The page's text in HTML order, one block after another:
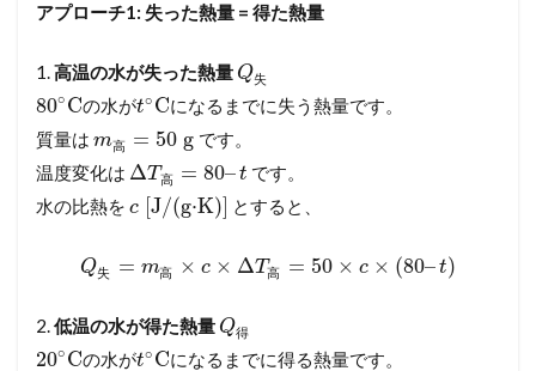
アプローチ1: 失った熱量 = 得た熱量
1.高温の水が失った熱量 Q失
80∘ Cの水がt∘ Cになるまでに失う熱量です。
質量は m高 = 50 g です。
温度変化は ΔT 高 = 80–t です。
水の比熱を c [J/(g⋅K)] とすると、
Q失 = m高 × c × ΔT高 = 50 × c × (80– t)
2.低温の水が得た熱量 Q得
20∘ Cの水がt∘ Cになるまでに得る熱量です。